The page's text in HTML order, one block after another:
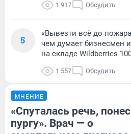
1 917 Обсудить
5
«Вывезти всё до
чем думает бизнесмен
на складе Wildberries
1 557 Обсудить
МНЕНИЕ
«Спуталась речь, понес
пургу». Врач — о